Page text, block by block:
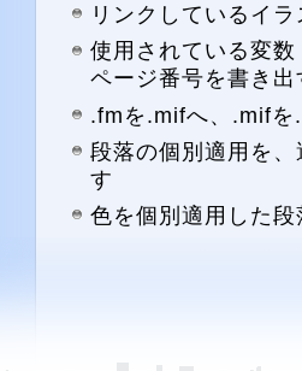
リンクしているイ
使用されている変
ページ番号を書き出
.fmを.mifへ、.mifを
段落の個別適用を
す
色を個別適用した